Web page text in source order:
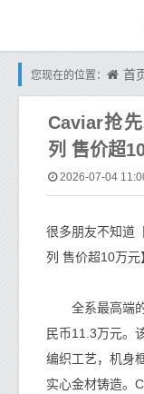
您现在的位置： 首
Caviar抢
列 售价超
2026-07-04
很多朋友不知道
列 售价超10万元
全系最高端的
民币11.3万元。
编织工艺，机身
实心金材铸造。